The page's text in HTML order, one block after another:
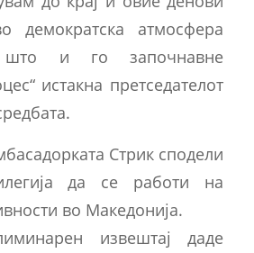
демократска атмосфера
и го започнавне
истакна претседателот
Стрик сподели
да се работи на
во Македонија.
извештај даде